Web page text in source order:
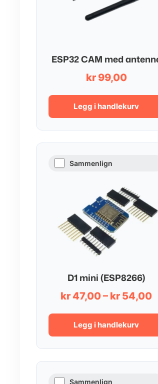
ESP32 CAM med
kr99,00
Legg i handlekurv
Sammenlign
D1 mini (ESP8266)
kr 47,00– kr 54,00
Legg i handlekurv
Sammenlign